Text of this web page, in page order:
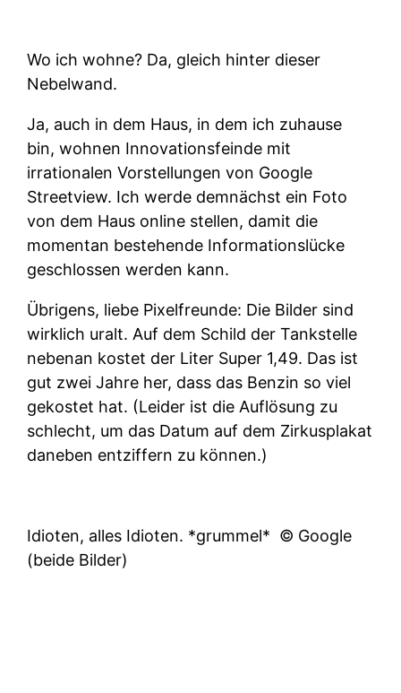
Wo ich wohne? Da, gleich hinter dieser
Nebelwand.
Ja, auch in dem Haus, in dem ich zuhause
bin, wohnen Innovationsfeinde mit
irrationalen Vorstellungen von Google
Streetview. Ich werde demnächst ein Foto
von dem Haus online stellen, damit die
momentan bestehende Informationslücke
geschlossen werden kann.
Übrigens, liebe Pixelfreunde: Die Bilder sind
wirklich uralt. Auf dem Schild der Tankstelle
nebenan kostet der Liter Super 1,49. Das ist
gut zwei Jahre her, dass das Benzin so viel
gekostet hat. (Leider ist die Auflösung zu
schlecht, um das Datum auf dem Zirkusplakat
daneben entziffern zu können.)
Idioten, alles Idioten. *grummel* © Google
(beide Bilder)